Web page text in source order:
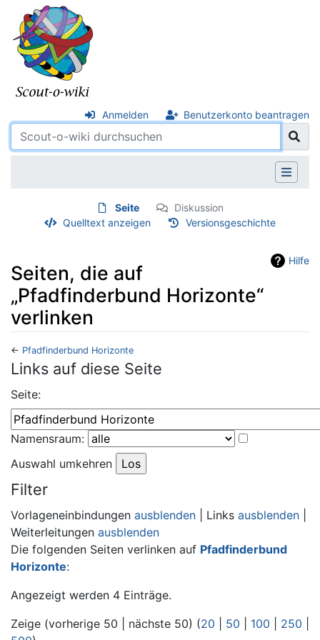
Anmelden Benutzerkonto beantragen
Seite
Diskussion
Quelltext anzeigen
Versionsgeschichte
Hilfe
Seiten, die auf
„Pfadfinderbund Horizonte“
verlinken
← Pfadfinderbund Horizonte
Wechseln zu: Navigation,Suche
Links auf diese Seite
Seite:
Namensraum:
Auswahl umkehren
Filter
Vorlageneinbindungen ausblenden | Links ausblenden
Weiterleitungen ausblenden
Die folgenden Seiten verlinken auf Pfadfinderbund
Horizonte:
Angezeigt werden 4 Einträge.
Zeige (vorherige 50 | nächste 50) (20 50 100 250